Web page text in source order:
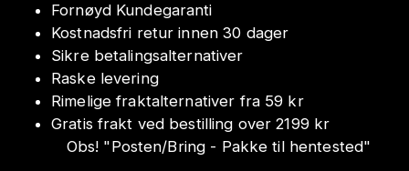
Fornøyd Kundegaranti
Kostnadsfri retur innen 30 dager
Sikre betalingsalternativer
Raske levering
Rimelige fraktalternativer fra 59 kr
Gratis frakt ved bestilling over 2199 kr
Obs! "Posten/Bring - Pakke til hentested"